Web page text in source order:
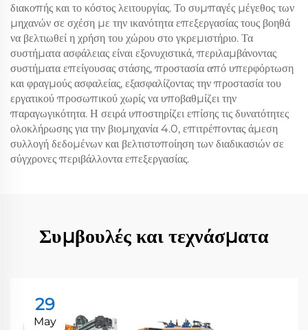
διακοπής και το κόστος λειτουργίας. Το συμπαγές μέγεθος των
μηχανών σε σχέση με την ικανότητα επεξεργασίας τους βοηθά
να βελτιωθεί η χρήση του χώρου στο γκρεμιστήριο. Τα
συστήματα ασφάλειας είναι εξονυχιστικά, περιλαμβάνοντας
συστήματα επείγουσας στάσης, προστασία από υπερφόρτωση
και φραγμούς ασφαλείας, εξασφαλίζοντας την προστασία του
εργατικού προσωπικού χωρίς να υποβαθμίζει την
παραγωγικότητα. Η σειρά υποστηρίζει επίσης τις δυνατότητες
ολοκλήρωσης για την βιομηχανία 4.0, επιτρέποντας άμεση
συλλογή δεδομένων και βελτιστοποίηση των διαδικασιών σε
σύγχρονες περιβάλλοντα επεξεργασίας.
Συμβουλές και τεχνάσματα
29
May